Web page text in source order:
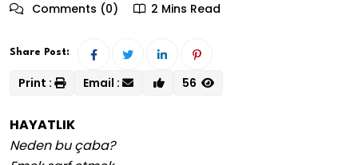
Comments (0)
2 Mins Read
Share Post:
Print : Email : 56
HAYATLIK
Neden bu çaba?